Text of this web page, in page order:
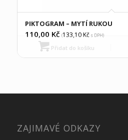
PIKTOGRAM – MYTÍ RUKOU
110,00 Kč (133,10Kčs DPH)
Přidat do košíku
ZAJIMAVÉ ODKAZY